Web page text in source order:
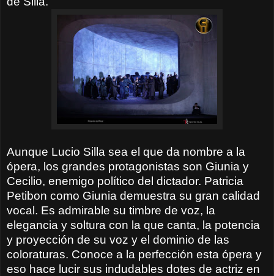
Aunque Lucio Silla sea el que da nombre a la
ópera, los grandes protagonistas son Giunia y
Cecilio, enemigo político del dictador. Patricia
Petibon como Giunia demuestra su gran calidad
vocal. Es admirable su timbre de voz, la
elegancia y soltura con la que canta, la potencia
y proyección de su voz y el dominio de las
coloraturas. Conoce a la perfección esta ópera y
eso hace lucir sus indudables dotes de actriz en